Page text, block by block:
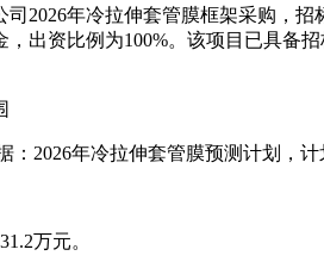
司2026年冷拉伸套管膜框架采购，
，出资比例为100%。该项目已具备
：2026年冷拉伸套管膜预测计划，
万元。